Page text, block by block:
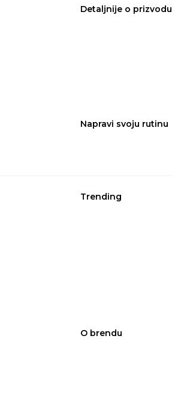
Detaljnije o prizvodu
Napravi svoju rutinu
Trending
O brendu